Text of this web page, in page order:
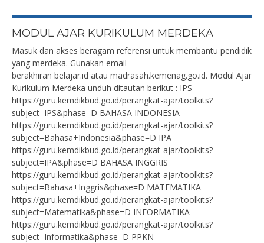
MODUL AJAR KURIKULUM MERDEKA
Masuk dan akses beragam referensi untuk membantu pendidik
yang merdeka. Gunakan email
berakhiran belajar.id atau madrasah.kemenag.go.id. Modul Ajar
Kurikulum Merdeka unduh ditautan berikut : IPS
https://guru.kemdikbud.go.id/perangkat-ajar/toolkits?
subject=IPS&phase=D BAHASA INDONESIA
https://guru.kemdikbud.go.id/perangkat-ajar/toolkits?
subject=Bahasa+Indonesia&phase=D IPA
https://guru.kemdikbud.go.id/perangkat-ajar/toolkits?
subject=IPA&phase=D BAHASA INGGRIS
https://guru.kemdikbud.go.id/perangkat-ajar/toolkits?
subject=Bahasa+Inggris&phase=D MATEMATIKA
https://guru.kemdikbud.go.id/perangkat-ajar/toolkits?
subject=Matematika&phase=D INFORMATIKA
https://guru.kemdikbud.go.id/perangkat-ajar/toolkits?
subject=Informatika&phase=D PPKN